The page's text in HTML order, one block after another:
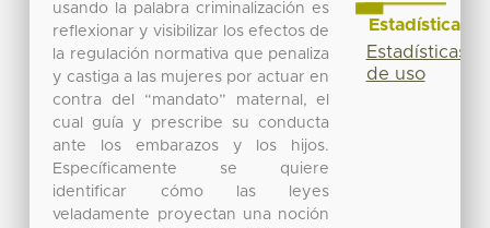
usando la palabra criminalización es
reflexionar y visibilizar los efectos de
la regulación normativa que penaliza
y castiga a las mujeres por actuar en
contra del “mandato” maternal, el
cual guía y prescribe su conducta
ante los embarazos y los hijos.
Específicamente se quiere
identificar cómo las leyes
veladamente proyectan una noción
Estadísticas
Estadísticas
de uso